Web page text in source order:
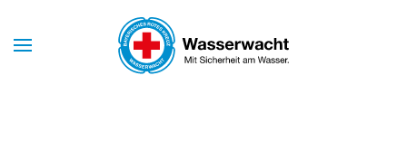
Skip to main content